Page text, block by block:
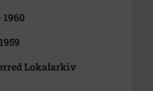
1960
Lokalarkiv